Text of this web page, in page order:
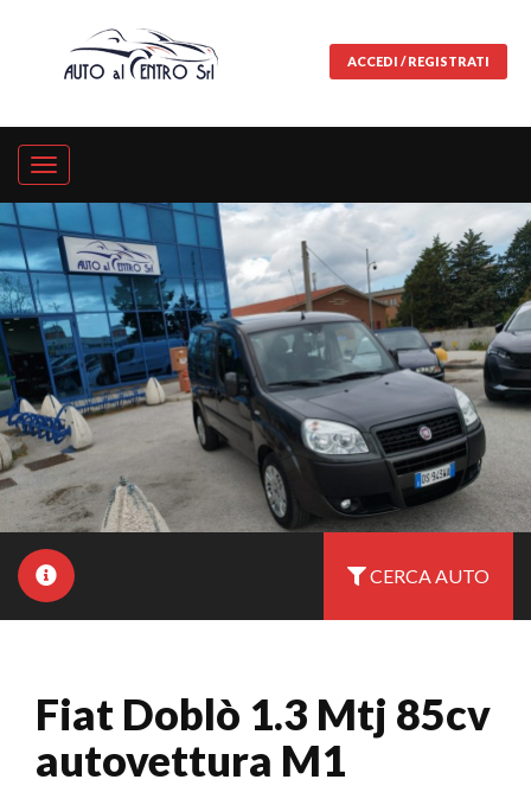
ACCEDI / REGISTRATI
CERCA AUTO
Fiat Doblò 1.3 Mtj 85cv
autovettura M1